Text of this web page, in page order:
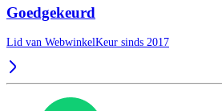
Goedgekeurd
Lid van WebwinkelKeur sinds 2017